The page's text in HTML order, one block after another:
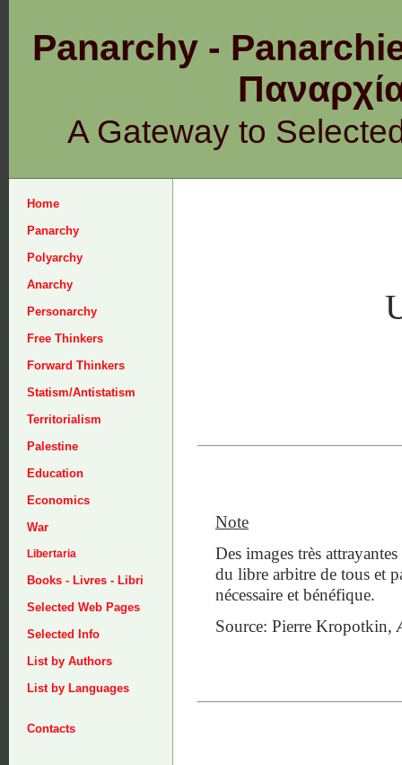
Panarchy -
A Gateway to
Home
Panarchy
Polyarchy
Anarchy
Personarchy
Free Thinkers
Forward Thinkers
Statism/Antistatism
Territorialism
Palestine
Education
Economics
War
Libertaria
Books - Livres - Libri
Selected Web Pages
Selected Info
List by Authors
List by Languages
Contacts
Note
Des images très
du libre arbitre de tous et
nécessaire et bénéfique.
Source: Pierre Kropotkin,